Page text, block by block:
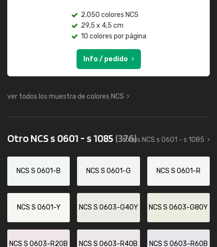
2.050 colores NCS
29,5 x 4,5 cm
10 colores por página
Info / pedido
ver todos los muestra de colores NCS
Otro NCS s 0601 - s 1085 (376)
todos NCS s 0601 - s 1085
NCS S 0601-B NCS S 0601-G NCS S 0601-R
NCS S 0601-Y NCS S 0603-G40Y NCS S 0603-G80Y
NCS S 0603-R20B NCS S 0603-R40B NCS S 0603-R60B